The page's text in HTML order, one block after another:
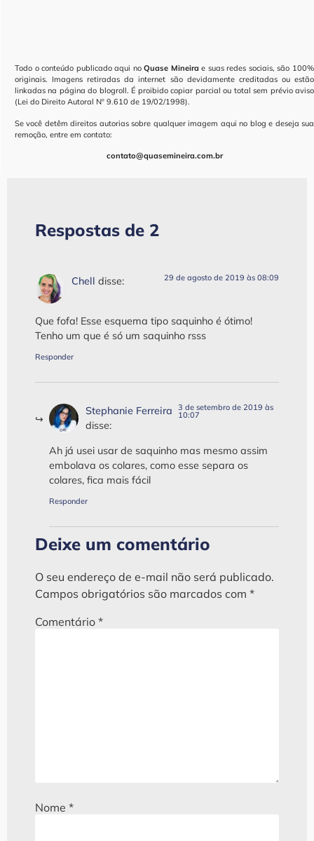
Todo o conteúdo publicado aqui noQuase Mineira e suas redes sociais, são 100%
originais. Imagens retiradas da internet são devidamente creditadas ou estão
linkadas na página do blogroll. É proibido copiar parcial ou total sem prévio aviso
(Lei do Direito Autoral Nº 9.610 de 19/02/1998).
Se você detêm direitos autorias sobre qualquer imagem aqui no blog e deseja sua
remoção, entre em contato:
contato@quasemineira.com.br
Respostas de 2
Chell disse: 29 de agosto de 2019 às 08:09
Que fofa! Esse esquema tipo saquinho é ótimo!
Tenho um que é só um saquinho rsss
Responder
Stephanie Ferreira
disse:
3 de setembro de 2019 às
10:07
Ah já usei usar de saquinho mas mesmo assim
embolava os colares, como esse separa os
colares, fica mais fácil
Responder
Deixe um comentário
O seu endereço de e-mail não será publicado.
Campos obrigatórios são marcados com *
Comentário *
Nome *